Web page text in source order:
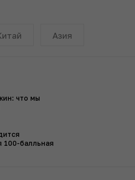
Азия
что мы
100-балльная